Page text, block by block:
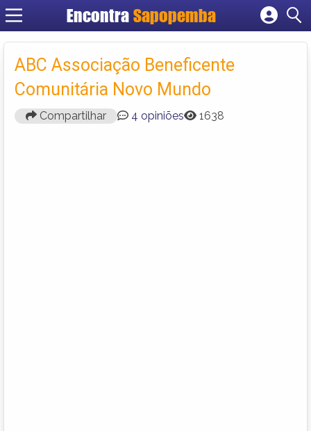
Encontra Sapopemba
Cadastrar empresa
Fazer login
Criar conta
ABC Associação Beneficente
Comunitária Novo Mundo
Compartilhar 4 opiniões 1638